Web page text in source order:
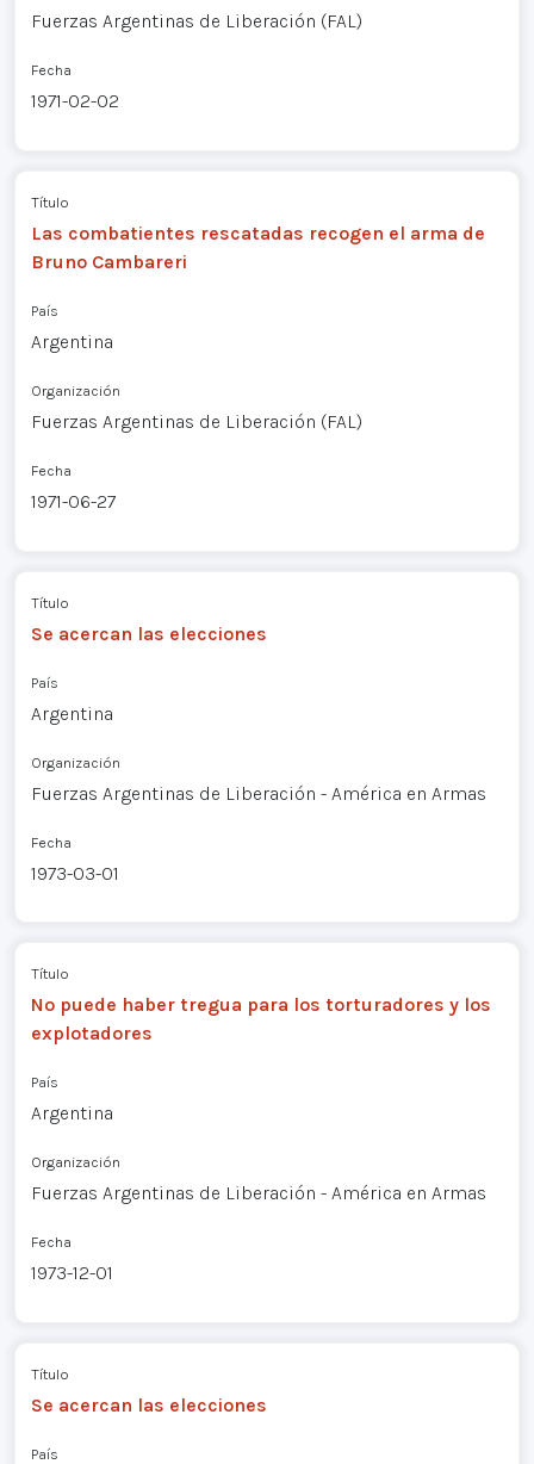
Fuerzas Argentinas de Liberación (FAL)
Fecha
1971-02-02
Título
Las combatientes rescatadas recogen el arma de
Bruno Cambareri
País
Argentina
Organización
Fuerzas Argentinas de Liberación (FAL)
Fecha
1971-06-27
Título
Se acercan las elecciones
País
Argentina
Organización
Fuerzas Argentinas de Liberación - América en Armas
Fecha
1973-03-01
Título
No puede haber tregua para los torturadores y los
explotadores
País
Argentina
Organización
Fuerzas Argentinas de Liberación - América en Armas
Fecha
1973-12-01
Título
Se acercan las elecciones
País